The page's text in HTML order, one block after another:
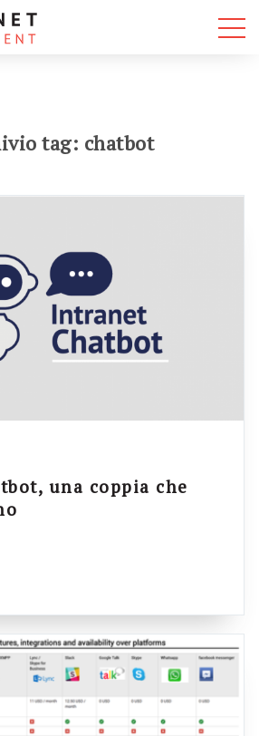
tag: chatbot
una coppia che